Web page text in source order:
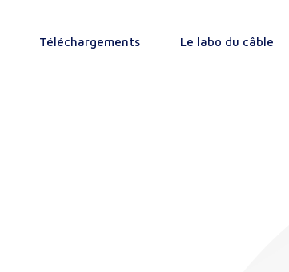
Téléchargements Le labo du câble